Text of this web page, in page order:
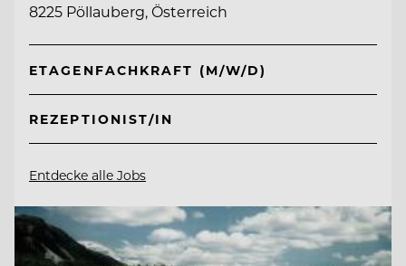
8225 Pöllauberg, Österreich
ETAGENFACHKRAFT (M/W/D)
REZEPTIONIST/IN
Entdecke alle Jobs